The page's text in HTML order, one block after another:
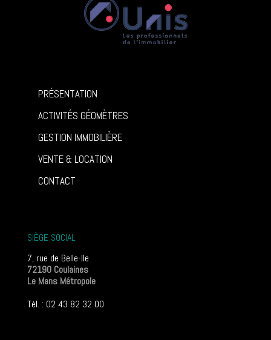
PRÉSENTATION
ACTIVITÉS GÉOMÈTRES
GESTION IMMOBILIÈRE
VENTE & LOCATION
CONTACT
SIÈGE SOCIAL
7, rue de Belle-Ile
72190 Coulaines
Le Mans Métropole
Tél. : 02 43 82 32 00